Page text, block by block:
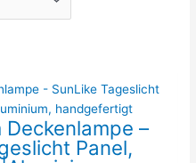
–
Panel,